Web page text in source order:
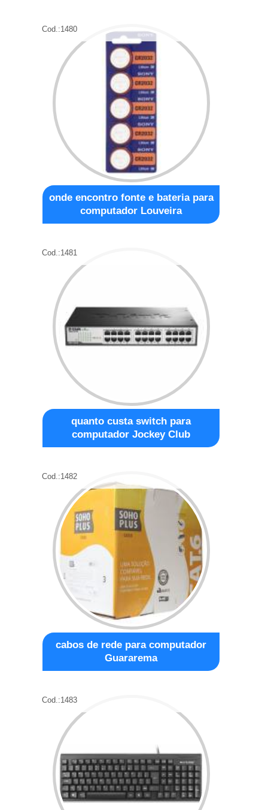
Cod.:1480
onde encontro fonte e bateria para
computador Louveira
Cod.:1481
quanto custa switch para
computador Jockey Club
Cod.:1482
cabos de rede para computador
Guararema
Cod.:1483